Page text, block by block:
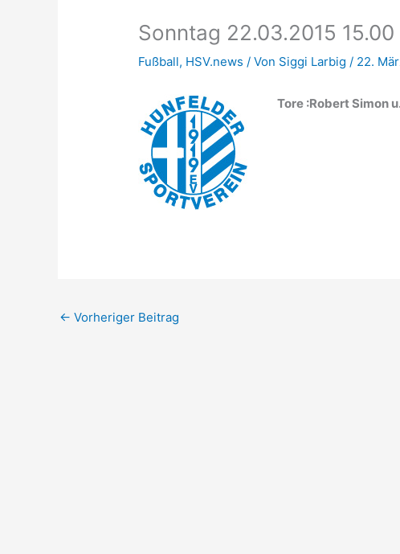
Sonntag 22.03.2015
Fußball, HSV.news / Von Siggi Larbig/ 22.
Tore :Robert Simon
← Vorheriger Beitrag